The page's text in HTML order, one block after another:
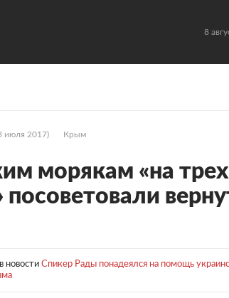
8
июля 2017) Крым
морякам «на
посоветовали
новости Спикер Рады понадеялся на помощь